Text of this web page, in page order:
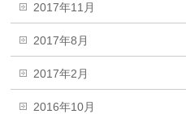
2017年11月
2017年8月
2017年2月
2016年10月